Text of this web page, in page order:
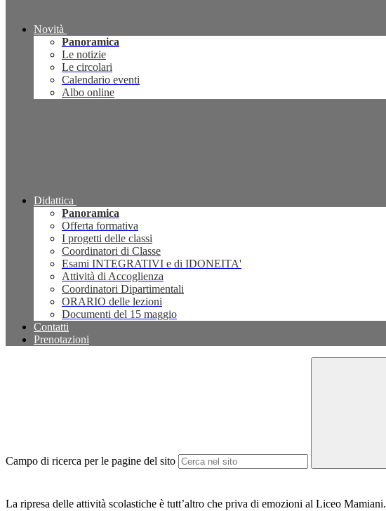
Novità
Panoramica
Le notizie
Le circolari
Calendario eventi
Albo online
Didattica
Panoramica
Offerta formativa
I progetti delle classi
Coordinatori di Classe
Esami INTEGRATIVI e di IDONEITA'
Attività di Accoglienza
Coordinatori Dipartimentali
ORARIO delle lezioni
Documenti del 15 maggio
Contatti
Prenotazioni
Campo di ricerca per le pagine del sito
La ripresa delle attività scolastiche è tutt’altro che priva di emozioni al Liceo Mamiani.